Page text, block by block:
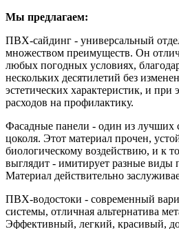
Мы предлагаем:
ПВХ-сайдинг - универсальный
множеством преимуществ. Он
любых погодных условиях,
нескольких десятилетий без
эстетических характеристик, и при
расходов на профилактику.
Фасадные панели - один из лучших
цоколя. Этот материал прочен,
биологическому воздействию, и к
выглядит - имитирует разные виды
Материал действительно
ПВХ-водостоки - современный
системы, отличная альтернатива
Эффективный, легкий, красивый,